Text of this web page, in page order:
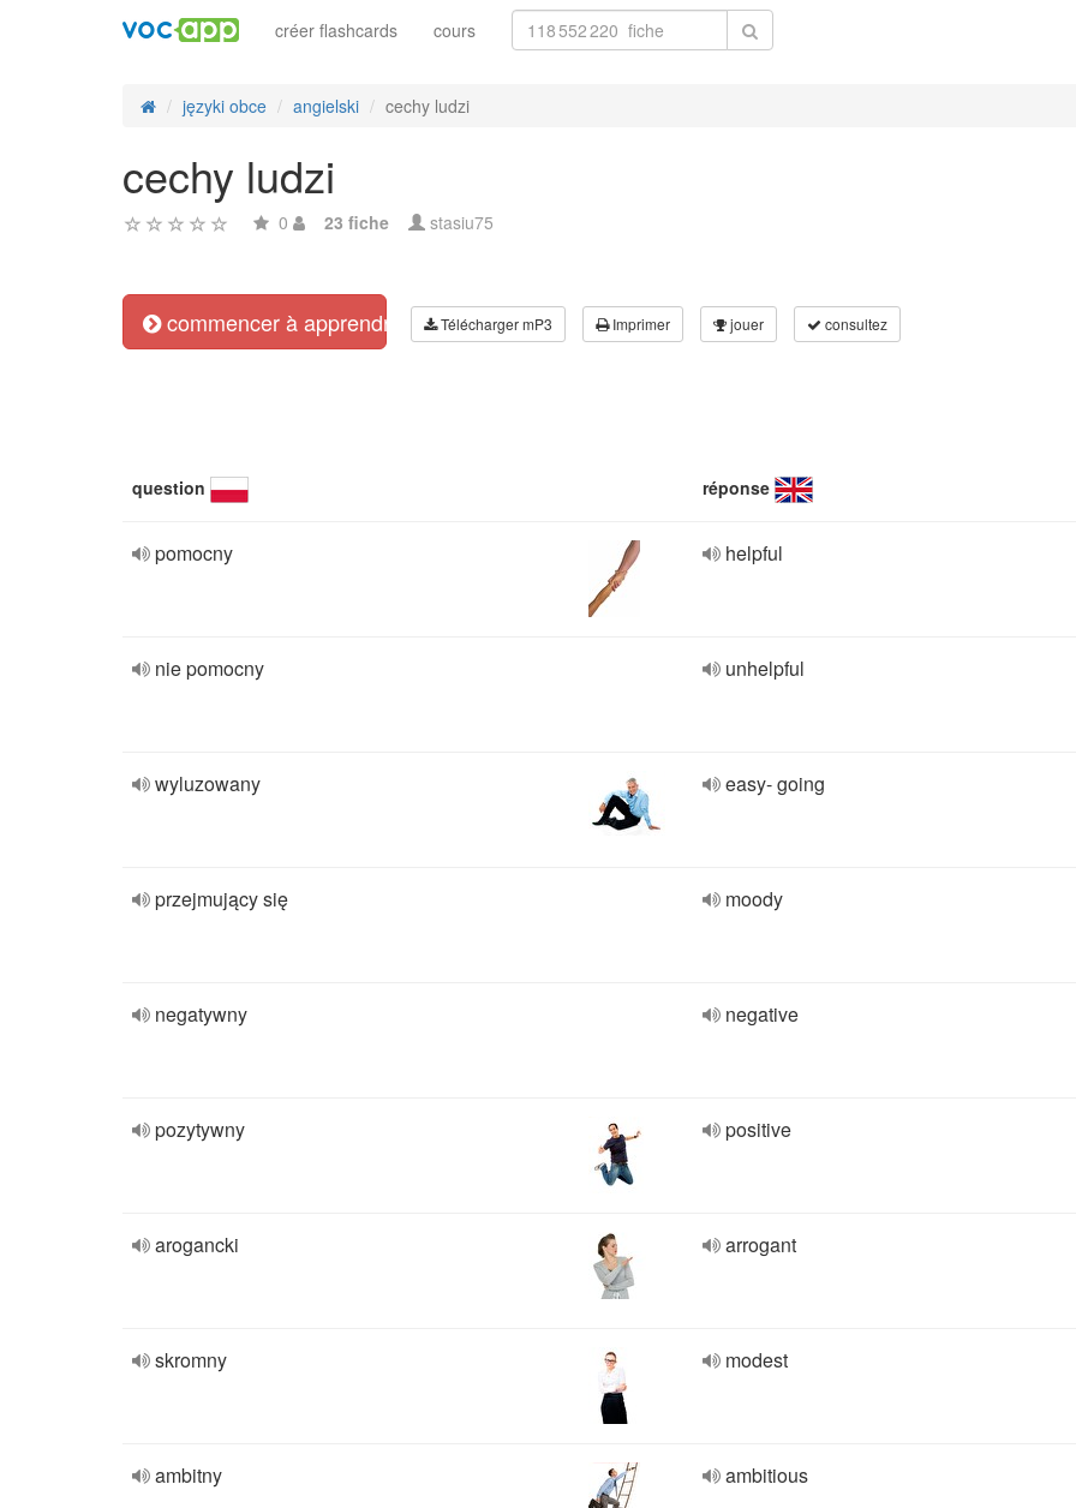
créer flashcards cours
języki obce angielski cechy ludzi
cechy ludzi
0 23 fiche stasiu75
commencer à apprendre Télécharger mP3 Imprimer jouer consultez
question réponse
pomocny helpful
nie pomocny unhelpful
wyluzowany easy- going
przejmujący się moody
negatywny negative
pozytywny positive
arogancki arrogant
skromny modest
ambitny ambitious